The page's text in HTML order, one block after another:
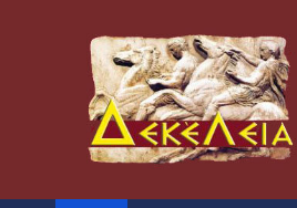
περιεχόμενο